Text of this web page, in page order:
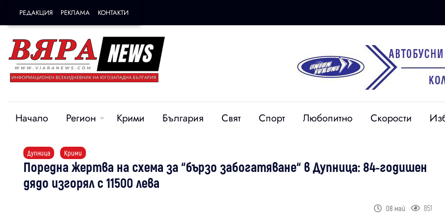
РЕДАКЦИЯ РЕКЛАМА КОНТАКТИ
Начало Регион Крими България Свят Спорт Любопитно Скорости
Дупница Крими
Поредна жертва на схема за “бързо забогатяване“ в Дупница: 84-годишен
дядо изгорял с 11500 лева
08 май 851